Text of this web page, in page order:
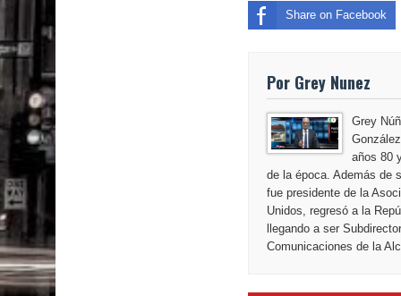
Share on Facebook
Por Grey Nunez
Grey
años 80
de la época. Además de
fue presidente de la
Unidos, regresó a la
llegando a ser
Comunicaciones de la